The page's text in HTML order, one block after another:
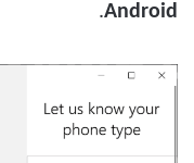
Android
.